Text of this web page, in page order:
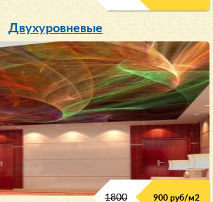
Двухуровневые
1800 900 руб/м2